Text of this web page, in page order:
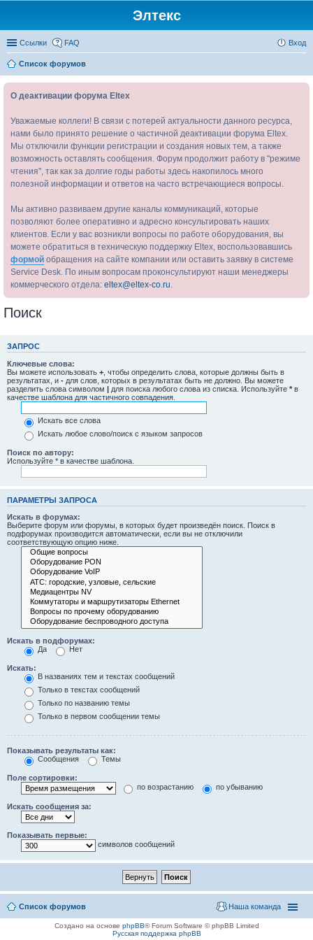
Элтекс
Ссылки FAQ Вход
Список форумов
О деактивации форума Eltex
Уважаемые коллеги! В связи с потерей актуальности данного ресурса,
нами было принято решение о частичной деактивации форума Eltex.
Мы отключили функции регистрации и создания новых тем, а также
возможность оставлять сообщения. Форум продолжит работу в "режиме
чтения", так как за долгие годы работы здесь накопилось много
полезной информации и ответов на часто встречающиеся вопросы.
Мы активно развиваем другие каналы коммуникаций, которые
позволяют более оперативно и адресно консультировать наших
клиентов. Если у вас возникли вопросы по работе оборудования, вы
можете обратиться в техническую поддержку Eltex, воспользовавшись
формой обращения на сайте компании или оставить заявку в системе
Service Desk. По иным вопросам проконсультируют наши менеджеры
коммерческого отдела: eltex@eltex-co.ru.
Поиск
ЗАПРОС
Ключевые слова:
Вы можете использовать + , чтобы определить слова, которые должны быть в
результатах, и - для слов, которых в результатах быть не должно. Вы можете
разделить слова символом | для поиска любого слова из списка. Используйте * в
качестве шаблона для частичного совпадения.
Искать все слова
Искать любое слово/поиск с языком запросов
Поиск по автору:
Используйте * в качестве шаблона.
ПАРАМЕТРЫ ЗАПРОСА
Искать в форумах:
Выберите форум или форумы, в которых будет произведён поиск. Поиск в
подфорумах производится автоматически, если вы не отключили
соответствующую опцию ниже.
Искать в подфорумах:
Да
Нет
Искать:
В названиях тем и текстах сообщений
Только в текстах сообщений
Только по названию темы
Только в первом сообщении темы
Показывать результаты как:
Сообщения
Темы
Поле сортировки:
по возрастанию
по убыванию
Искать сообщения за:
Показывать первые:
символов сообщений
Список форумов Наша команда
Создано на основе phpBB® Forum Software © phpBB Limited
Русская поддержка phpBB